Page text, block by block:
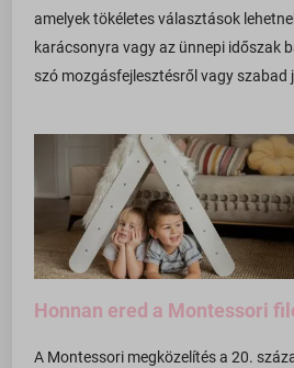
amelyek tökéletes választások
karácsonyra vagy az ünnepi időszak
szó mozgásfejlesztésről vagy szabad
Honnan ered a Montessori
A Montessori megközelítés a 20.